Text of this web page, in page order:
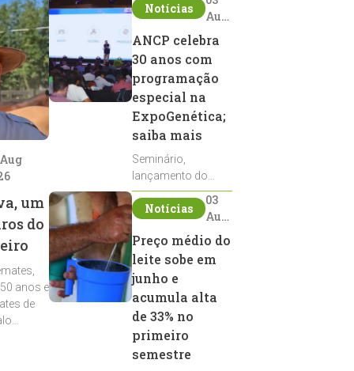
um
do
anos e
de
Notícias
Aug
ANCP celebra
30 anos com
programação
especial na
ExpoGenética;
saiba mais
Seminário,
lançamento do
Sumário de Touros,
debates, podcast,
reprodutores e
homenagens
integram a
programação da
entidade durante a
ExpoGenética 2026
Notícias
03
Aug
2026
Preço médio do
leite sobe em
junho e
acumula alta
de 33% no
primeiro
semestre